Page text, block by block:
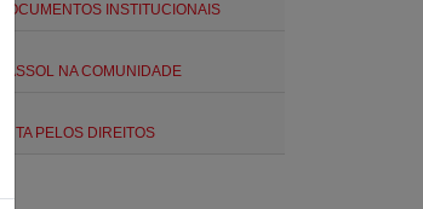
DOCUMENTOS INSTITUCIONAIS
A ASSOL NA COMUNIDADE
LUTA PELOS DIREITOS